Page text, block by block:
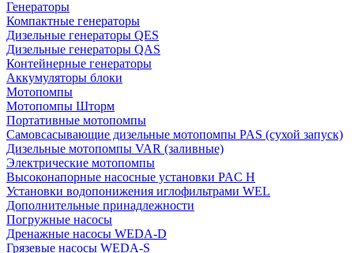
Генераторы
Компактные генераторы
Дизельные генераторы QES
Дизельные генераторы QAS
Контейнерные генераторы
Аккумуляторы блоки
Мотопомпы
Мотопомпы Шторм
Портативные мотопомпы
Самовсасывающие дизельные мотопомпы PAS (сухой запуск)
Дизельные мотопомпы VAR (заливные)
Электрические мотопомпы
Высоконапорные насосные установки PAC H
Установки водопонижения иглофильтрами WEL
Дополнительные принадлежности
Погружные насосы
Дренажные насосы WEDA-D
Грязевые насосы WEDA-S